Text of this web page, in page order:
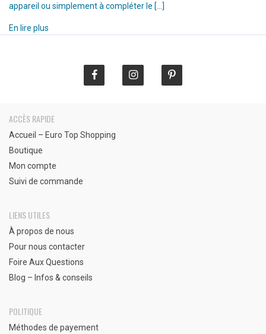
appareil ou simplement à compléter le […]
En lire plus
ACCÈS RAPIDE
Accueil – Euro Top Shopping
Boutique
Mon compte
Suivi de commande
LIENS UTILES
À propos de nous
Pour nous contacter
Foire Aux Questions
Blog – Infos & conseils
POLITIQUE
Méthodes de payement